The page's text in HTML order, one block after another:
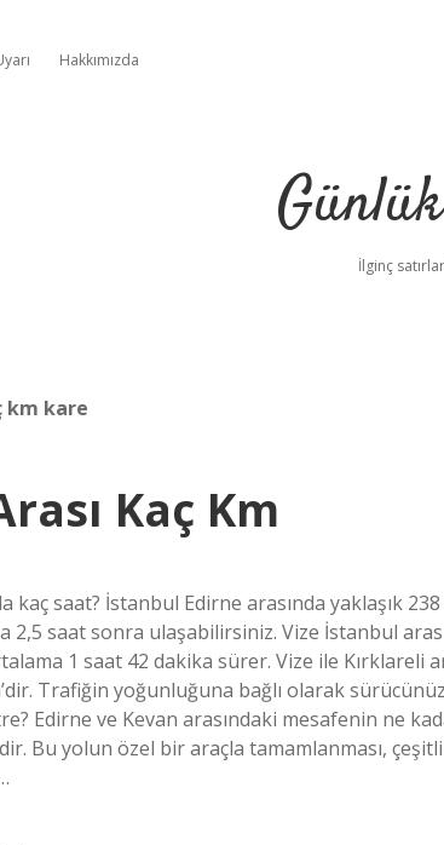
Hakkımızda
İlginç
km kare
Kaç Km
kaç saat? İstanbul Edirne arasında yaklaşık
2,5 saat sonra ulaşabilirsiniz. Vize İstanbul
1 saat 42 dakika sürer. Vize ile Kırklareli
Trafiğin yoğunluğuna bağlı olarak
Edirne ve Kevan arasındaki mesafenin ne
Bu yolun özel bir araçla tamamlanması,